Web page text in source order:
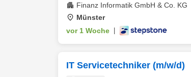
Finanz Informatik GmbH & Co. KG
Münster
vor 1 Woche
IT Servicetechniker (m/w/d)